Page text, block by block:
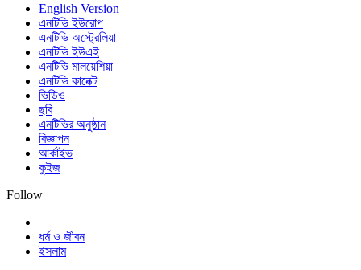
English Version
এনটিভি ইউরোপ
এনটিভি অস্ট্রেলিয়া
এনটিভি ইউএই
এনটিভি মালয়েশিয়া
এনটিভি কানেক্ট
ভিডিও
ছবি
এনটিভির অনুষ্ঠান
বিজ্ঞাপন
আর্কাইভ
কুইজ
Follow
ধর্ম ও জীবন
ইসলাম